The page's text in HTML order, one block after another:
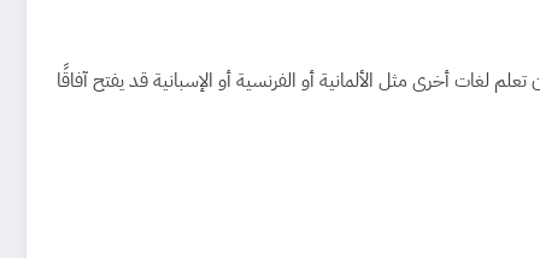
لغات أخرى مثل الألمانية أو الفرنسية أو الإسبانية قد يفتح آفاقًا